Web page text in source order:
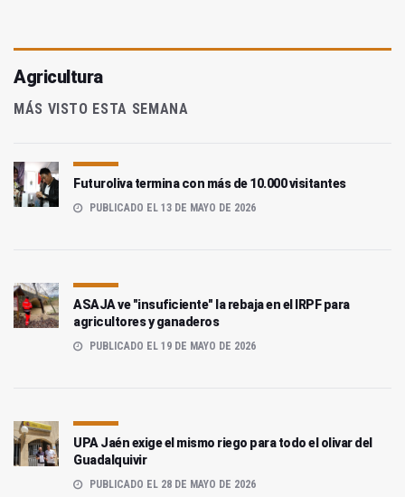
Agricultura
MÁS VISTO ESTA SEMANA
Futuroliva termina con más de 10.000 visitantes
PUBLICADO EL 13 DE MAYO DE 2026
ASAJA ve "insuficiente" la rebaja en el IRPF para
agricultores y ganaderos
PUBLICADO EL 19 DE MAYO DE 2026
UPA Jaén exige el mismo riego para todo el olivar del
Guadalquivir
PUBLICADO EL 28 DE MAYO DE 2026